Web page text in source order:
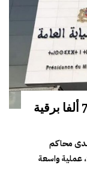
لهذه الأسباب.. إلغاء أزيد من 70 ألفا برقية
لدى محاكم
المملكة أنهت، إلى غاية متم شهر أكتوبر 2025، عملية واسعة